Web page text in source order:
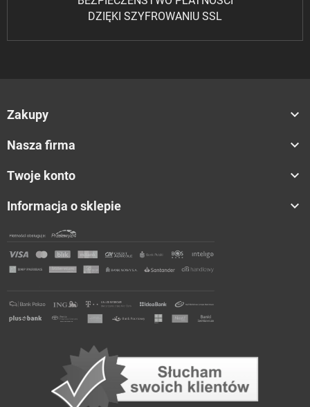
DZIĘKI SZYFROWANIU SSL
Zakupy 
Nasza firma 
Twoje konto 
Informacja o sklepie 